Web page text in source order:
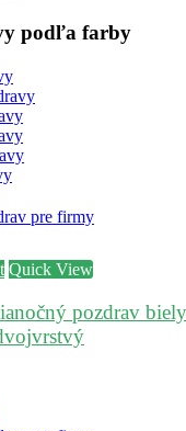
podľa farby
Quick View
pozdrav